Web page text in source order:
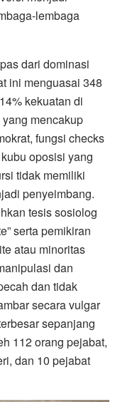
lembaga
dari dominasi
ini menguasai 348
kekuatan di
mencakup
fungsi checks
oposisi yang
tidak memiliki
penyeimbang.
tesis sosiolog
serta pemikiran
atau minoritas
dan
dan tidak
secara vulgar
sepanjang
112 orang pejabat,
dan 10 pejabat